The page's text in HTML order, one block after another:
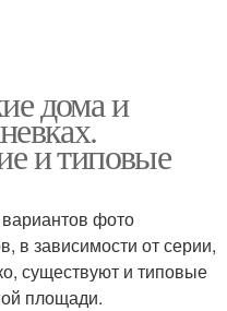
дома и
и типовые
фото
в зависимости от серии,
существуют и типовые
площади.